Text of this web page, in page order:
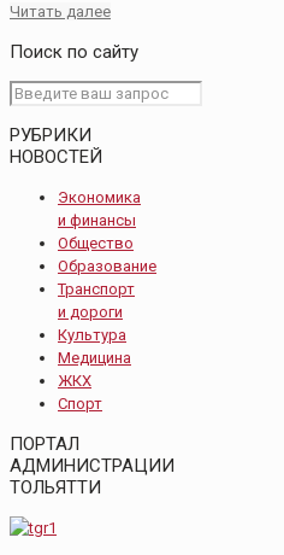
Читать далее
Поиск по сайту
РУБРИКИ
НОВОСТЕЙ
Экономика
и финансы
Общество
Образование
Транспорт
и дороги
Культура
Медицина
ЖКХ
Спорт
ПОРТАЛ
АДМИНИСТРАЦИИ
ТОЛЬЯТТИ